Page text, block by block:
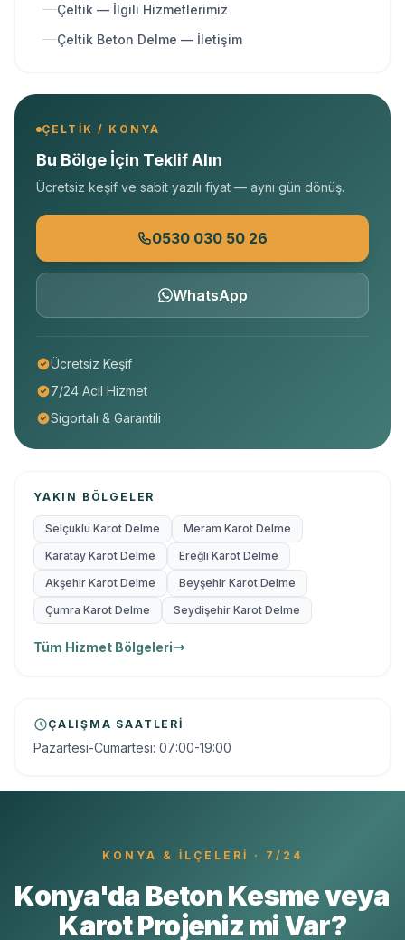
Çeltik — İlgili Hizmetlerimiz
Çeltik Beton Delme — İletişim
ÇELTIK / KONYA
Bu Bölge İçin Teklif Alın
Ücretsiz keşif ve sabit yazılı fiyat — aynı gün dönüş.
0530 030 50 26
WhatsApp
Ücretsiz Keşif
7/24 Acil Hizmet
Sigortalı & Garantili
YAKIN BÖLGELER
Selçuklu Karot Delme
Meram Karot Delme
Karatay Karot Delme
Ereğli Karot Delme
Akşehir Karot Delme
Beyşehir Karot Delme
Çumra Karot Delme
Seydişehir Karot Delme
Tüm Hizmet Bölgeleri
ÇALIŞMA SAATLERI
Pazartesi-Cumartesi: 07:00-19:00
KONYA & İLÇELERI · 7/24
Konya'da Beton Kesme veya
Karot Projeniz mi Var?